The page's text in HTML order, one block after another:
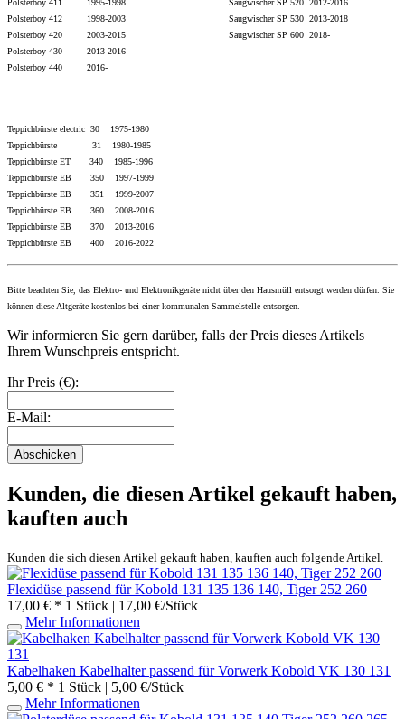
Polsterboy 411 1995-1998 Saugwischer SP 520 2012-2016
Polsterboy 412 1998-2003 Saugwischer SP 530 2013-2018
Polsterboy 420 2003-2015 Saugwischer SP 600 2018-
Polsterboy 430 2013-2016
Polsterboy 440 2016-
Teppichbürste electric 30 1975-1980
Teppichbürste 31 1980-1985
Teppichbürste ET 340 1985-1996
Teppichbürste EB 350 1997-1999
Teppichbürste EB 351 1999-2007
Teppichbürste EB 360 2008-2016
Teppichbürste EB 370 2013-2016
Teppichbürste EB 400 2016-2022
Bitte beachten Sie, das Elektro- und Elektronikgeräte nicht über den Hausmüll entsorgt werden dürfen. Sie
können diese Altgeräte kostenlos bei einer kommunalen Sammelstelle entsorgen.
Wir informieren Sie gern darüber, falls der Preis dieses Artikels
Ihrem Wunschpreis entspricht.
Ihr Preis (€):
E-Mail:
Abschicken
Kunden, die diesen Artikel gekauft haben,
kauften auch
Kunden die sich diesen Artikel gekauft haben, kauften auch folgende Artikel.
Flexidüse passend für Kobold 131 135 136 140, Tiger 252 260
17,00 € * 1 Stück | 17,00 €/Stück
Mehr Informationen
Kabelhaken Kabelhalter passend für Vorwerk Kobold VK 130 131
5,00 € * 1 Stück | 5,00 €/Stück
Mehr Informationen